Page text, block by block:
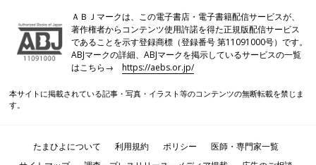
ＡＢＪマークは、この電子書店・電子書籍配信サービスが、
著作権者からコンテンツ使用許諾を得た正規版配信サービス
であることを示す登録商標（登録番号 第11091000号）です。
ABJマークの詳細、ABJマークを掲示しているサービスの一覧
はこちら→https://aebs.or.jp/
本サイトに掲載されている記事・写真・イラスト等のコンテンツの無断転載を禁じま
す。
たまひよについて 利用規約 ポリシー
医師・専門家一覧